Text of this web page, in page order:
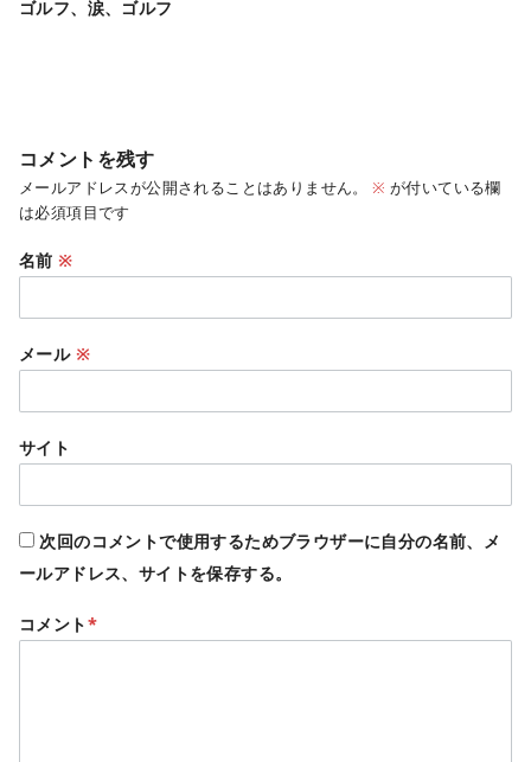
ゴルフ、涙、ゴルフ
コメントを残す
メールアドレスが公開されることはありません。 ※ が付いている欄
は必須項目です
名前※
メール ※
サイト
次回のコメントで使用するためブラウザーに自分の名前、メ
ールアドレス、サイトを保存する。
コメント*